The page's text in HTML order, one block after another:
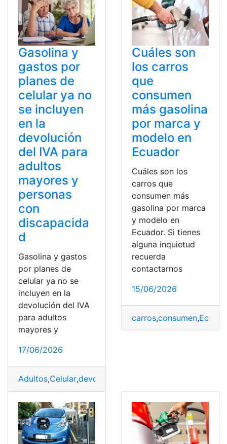
Gasolina y
gastos por
planes de
celular ya no
se incluyen
en la
devolución
del IVA para
adultos
mayores y
personas
con
discapacida
d
Gasolina y gastos
por planes de
celular ya no se
incluyen en la
devolución del IVA
para adultos
mayores y
17/06/2026
Adultos,Celular,devolución
Cuáles son
los carros
que
consumen
más gasolina
por marca y
modelo en
Ecuador
Cuáles son los
carros que
consumen más
gasolina por marca
y modelo en
Ecuador. Si tienes
alguna inquietud
recuerda
contactarnos
15/06/2026
carros,consumen,